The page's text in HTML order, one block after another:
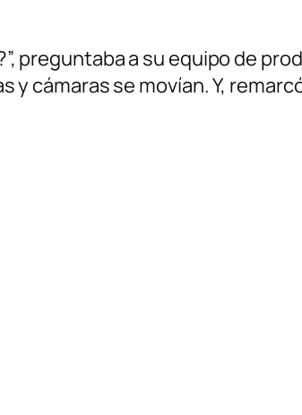
preguntaba a su equipo de
cámaras se movían. Y,